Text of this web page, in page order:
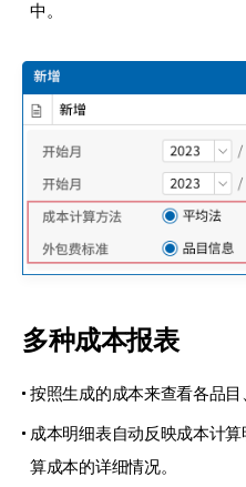
中。
多种成本报表
按照生成的成本来查看各品目
成本明细表自动反映成本计
算成本的详细情况。